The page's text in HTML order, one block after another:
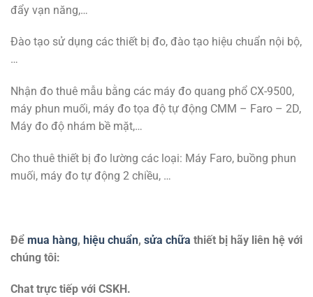
đẩy vạn năng,…
Đào tạo sử dụng các thiết bị đo, đào tạo hiệu chuẩn nội bộ,
…
Nhận đo thuê mẫu bằng các máy đo quang phổ CX-9500,
máy phun muối, máy đo tọa độ tự động CMM – Faro – 2D,
Máy đo độ nhám bề mặt,…
Cho thuê thiết bị đo lường các loại: Máy Faro, buồng phun
muối, máy đo tự động 2 chiều, …
Để mua hàng, hiệu chuẩn, sửa chữa thiết bị hãy liên hệ với
chúng tôi:
Chat trực tiếp với CSKH.